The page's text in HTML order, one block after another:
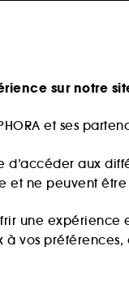
sur notre
et ses
d’accéder aux
et ne peuvent être
une
vos